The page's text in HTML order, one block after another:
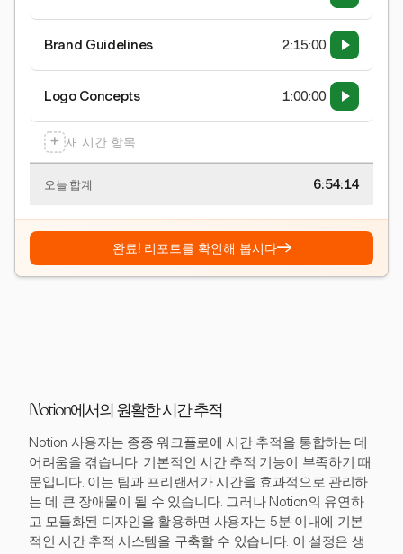
Brand Guidelines 2:15:00
Logo Concepts 1:00:00
+ 새 시간 항목
오늘 합계 6:54:15
완료! 리포트를 확인해 봅시다→
Notion에서의 원활한 시간 추적
Notion 사용자는 종종 워크플로에 시간 추적을 통합하는 데
어려움을 겪습니다. 기본적인 시간 추적 기능이 부족하기 때
문입니다. 이는 팀과 프리랜서가 시간을 효과적으로 관리하
는 데 큰 장애물이 될 수 있습니다. 그러나 Notion의 유연하
고 모듈화된 디자인을 활용하면 사용자는 5분 이내에 기본
적인 시간 추적 시스템을 구축할 수 있습니다. 이 설정은 생